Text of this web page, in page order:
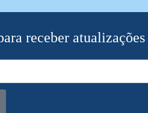
receber atualizações